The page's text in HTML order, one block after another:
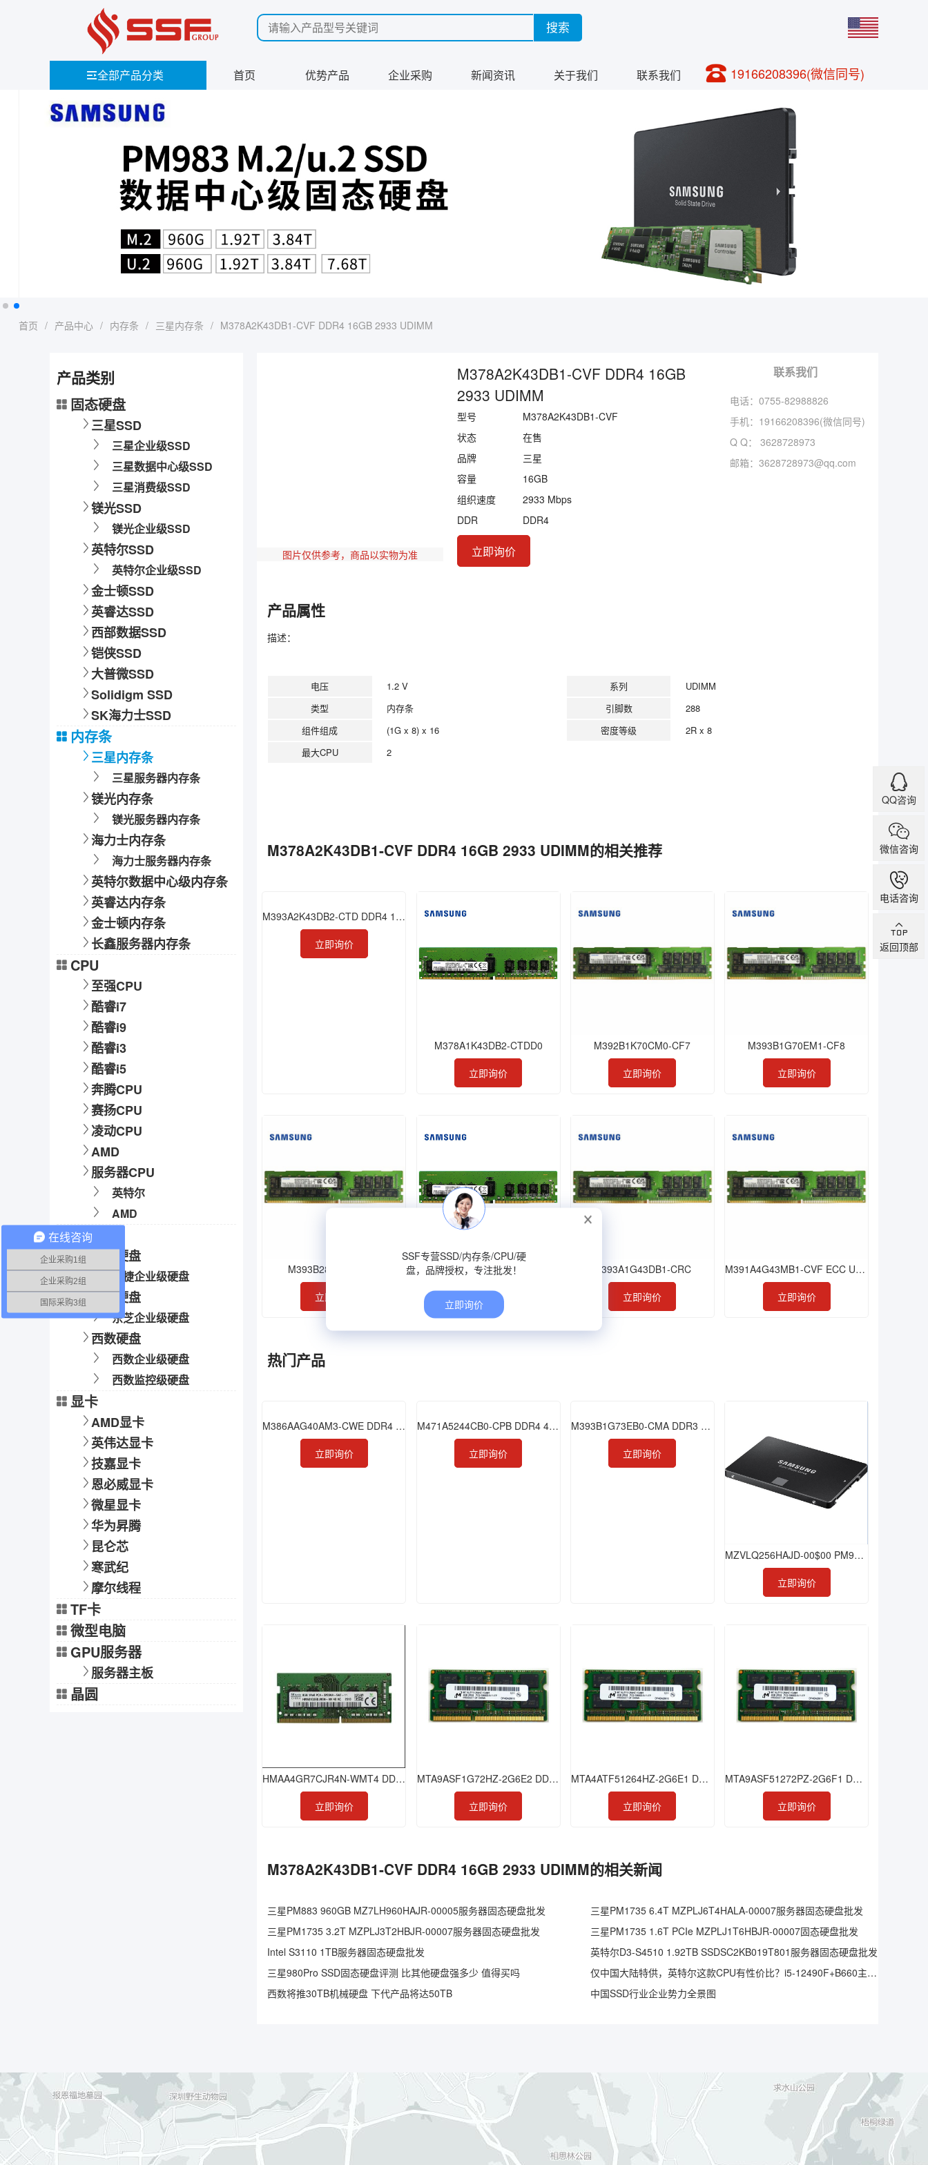
19166208396(微信同号)
全部产品分类 首页 优势产品 企业采购 新闻资讯 关于我们 联系我们
首页 / 产品中心 / 内存条 / 三星内存条 / M378A2K43DB1-CVF DDR4 16GB 2933 UDIMM
产品类别
固态硬盘
三星SSD
三星企业级SSD
三星数据中心级SSD
三星消费级SSD
镁光SSD
镁光企业级SSD
英特尔SSD
英特尔企业级SSD
金士顿SSD
英睿达SSD
西部数据SSD
铠侠SSD
大普微SSD
Solidigm SSD
SK海力士SSD
内存条
三星内存条
三星服务器内存条
镁光内存条
镁光服务器内存条
海力士内存条
海力士服务器内存条
英特尔数据中心级内存条
英睿达内存条
金士顿内存条
长鑫服务器内存条
CPU
至强CPU
酷睿i7
酷睿i9
酷睿i3
酷睿i5
奔腾CPU
赛扬CPU
凌动CPU
AMD
服务器CPU
英特尔
AMD
硬盘
希捷硬盘
希捷企业级硬盘
东芝硬盘
东芝企业级硬盘
西数硬盘
西数企业级硬盘
西数监控级硬盘
显卡
AMD显卡
英伟达显卡
技嘉显卡
恩必威显卡
微星显卡
华为昇腾
昆仑芯
寒武纪
摩尔线程
TF卡
微型电脑
GPU服务器
服务器主板
晶圆
图片仅供参考，商品以实物为准
M378A2K43DB1-CVF DDR4 16GB
2933 UDIMM
型号
M378A2K43DB1-CVF
状态
在售
品牌
三星
容量
16GB
组织速度
2933 Mbps
DDR
DDR4
立即询价
联系我们
电话：0755-82988826
手机： 19166208396(微信同号)
Q Q： 3628728973
邮箱： 3628728973@qq.com
产品属性
描述：
电压 1.2 V 系列
UDIMM
类型
内存条 引脚数
288
组件组成
(1G x 8) x 16 密度等级
2R x 8
最大CPU
2
M378A2K43DB1-CVF DDR4 16GB 2933 UDIMM的相关推荐
M393A2K43DB2-CTD DDR4 16GB 2666 RDIMM
立即询价
M378A1K43DB2-CTDD0
立即询价
M392B1K70CM0-CF7
立即询价
M393B1G70EM1-CF8
立即询价
M393B2873FH0-YK0
立即询价
M378A5244BB0-CPB
立即询价
M393A1G43DB1-CRC
立即询价
M391A4G43MB1-CVF ECC UDIMM 32GB 2933
立即询价
热门产品
M386AAG40AM3-CWE DDR4 128GB 3200 LRDIMM
立即询价
M471A5244CB0-CPB DDR4 4GB 2133 SODIMM
立即询价
M393B1G73EB0-CMA DDR3 8GB 1866 RDIMM
立即询价
MZVLQ256HAJD-00$00 PM991 256GB SSD
立即询价
HMAA4GR7CJR4N-WMT4 DDR4 32GB 2933 RDIMM
立即询价
MTA9ASF1G72HZ-2G6E2 DDR4 8GB 2666 SOEDIMM
立即询价
MTA4ATF51264HZ-2G6E1 DDR4 4GB 2666 SODIMM
立即询价
MTA9ASF51272PZ-2G6F1 DDR4 4GB 2666 RDIMM
立即询价
M378A2K43DB1-CVF DDR4 16GB 2933 UDIMM的相关新闻
三星PM883 960GB MZ7LH960HAJR-00005服务器固态硬盘批发
三星PM1735 6.4T MZPLJ6T4HALA-00007服务器固态硬盘批发
三星PM1735 3.2T MZPLJ3T2HBJR-00007服务器固态硬盘批发
三星PM1735 1.6T PCIe MZPLJ1T6HBJR-00007固态硬盘批发
Intel S3110 1TB服务器固态硬盘批发
英特尔D3-S4510 1.92TB SSDSC2KB019T801服务器固态硬盘批发
三星980Pro SSD固态硬盘评测 比其他硬盘强多少 值得买吗
仅中国大陆特供，英特尔这款CPU有性价比？i5-12490F+B660主板实测
西数将推30TB机械硬盘 下代产品将达50TB
中国SSD行业企业势力全景图
QQ咨询
微信咨询
电话咨询
返回顶部
SSF专营SSD/内存条/CPU/硬
盘，品牌授权，专注批发！
立即询价
在线咨询
企业采购1组
企业采购2组
国际采购3组